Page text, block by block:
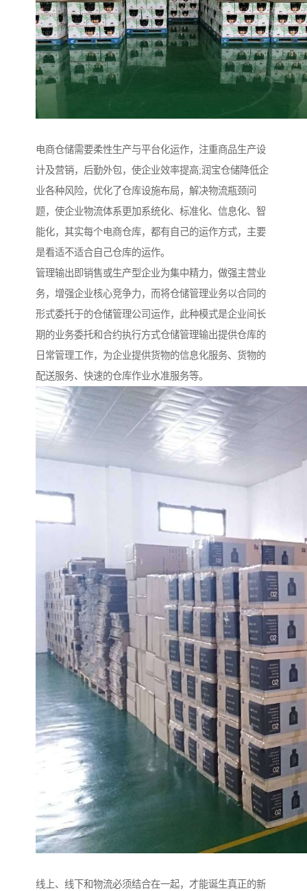
电商仓储需要柔性生产与平台化运作，注重商品生产设
计及营销，后勤外包，使企业效率提高;润宝仓储降低企
业各种风险，优化了仓库设施布局，解决物流瓶颈问
题，使企业物流体系更加系统化、标准化、信息化、智
能化，其实每个电商仓库，都有自己的运作方式，主要
是看适不适合自己仓库的运作。
管理输出即销售或生产型企业为集中精力，做强主营业
务，增强企业核心竞争力，而将仓储管理业务以合同的
形式委托于的仓储管理公司运作，此种模式是企业间长
期的业务委托和合约执行方式仓储管理输出提供仓库的
日常管理工作，为企业提供货物的信息化服务、货物的
配送服务、快速的仓库作业水准服务等。
线上、线下和物流必须结合在一起，才能诞生真正的新